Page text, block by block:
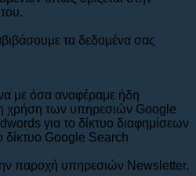
τα δεδομένα σας
με όσα αναφέραμε ήδη
χρήση των υπηρεσιών Google
για το δίκτυο διαφημίσεων
δίκτυο Google Search
παροχή υπηρεσιών Newsletter.